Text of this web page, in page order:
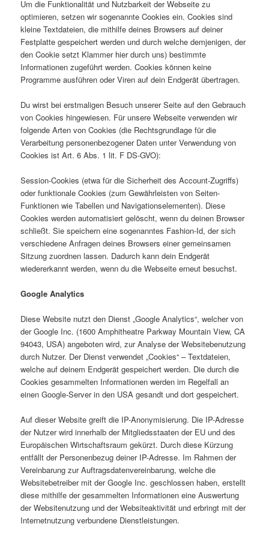
Um die Funktionalität und Nutzbarkeit der Webseite zu
optimieren, setzen wir sogenannte Cookies ein. Cookies sind
kleine Textdateien, die mithilfe deines Browsers auf deiner
Festplatte gespeichert werden und durch welche demjenigen, der
den Cookie setzt Klammer hier durch uns) bestimmte
Informationen zugeführt werden. Cookies können keine
Programme ausführen oder Viren auf dein Endgerät übertragen.
Du wirst bei erstmaligen Besuch unserer Seite auf den Gebrauch
von Cookies hingewiesen. Für unsere Webseite verwenden wir
folgende Arten von Cookies (die Rechtsgrundlage für die
Verarbeitung personenbezogener Daten unter Verwendung von
Cookies ist Art. 6 Abs. 1 lit. F DS-GVO):
Session-Cookies (etwa für die Sicherheit des Account-Zugriffs)
oder funktionale Cookies (zum Gewährleisten von Seiten-
Funktionen wie Tabellen und Navigationselementen). Diese
Cookies werden automatisiert gelöscht, wenn du deinen Browser
schließt. Sie speichern eine sogenanntes Fashion-Id, der sich
verschiedene Anfragen deines Browsers einer gemeinsamen
Sitzung zuordnen lassen. Dadurch kann dein Endgerät
wiedererkannt werden, wenn du die Webseite erneut besuchst.
Google Analytics
Diese Website nutzt den Dienst „Google Analytics“, welcher von
der Google Inc. (1600 Amphitheatre Parkway Mountain View, CA
94043, USA) angeboten wird, zur Analyse der Websitebenutzung
durch Nutzer. Der Dienst verwendet „Cookies“ – Textdateien,
welche auf deinem Endgerät gespeichert werden. Die durch die
Cookies gesammelten Informationen werden im Regelfall an
einen Google-Server in den USA gesandt und dort gespeichert.
Auf dieser Website greift die IP-Anonymisierung. Die IP-Adresse
der Nutzer wird innerhalb der Mitgliedsstaaten der EU und des
Europäischen Wirtschaftsraum gekürzt. Durch diese Kürzung
entfällt der Personenbezug deiner IP-Adresse. Im Rahmen der
Vereinbarung zur Auftragsdatenvereinbarung, welche die
Websitebetreiber mit der Google Inc. geschlossen haben, erstellt
diese mithilfe der gesammelten Informationen eine Auswertung
der Websitenutzung und der Websiteaktivität und erbringt mit der
Internetnutzung verbundene Dienstleistungen.